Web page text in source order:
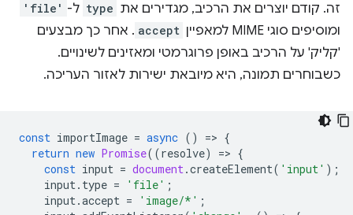
זה. קודם יוצרים את הרכיב, מגדירים את type ל- 'file'
ומוסיפים סוגי MIME למאפיין accept . אחר כך מבצעים
'קליק' על הרכיב באופן פרוגרמטי ומאזינים לשינויים.
כשבוחרים תמונה, היא מיובאת ישירות לאזור העריכה.
const importImage = async () => {
return new Promise((resolve) => {
const input = document.createElement( 'input' );
input. type = 'file' ;
input.accept = 'image/*' ;